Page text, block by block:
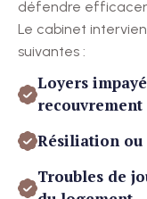
défendre
Le cabinet
suivantes :
Loyers
recouvrement
Résiliation
Troubles de